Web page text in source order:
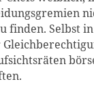
finden. Selbst